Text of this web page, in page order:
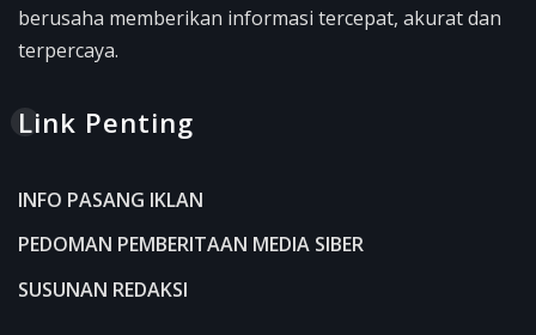
berusaha memberikan informasi tercepat, akurat dan
terpercaya.
Link Penting
INFO PASANG IKLAN
PEDOMAN PEMBERITAAN MEDIA SIBER
SUSUNAN REDAKSI